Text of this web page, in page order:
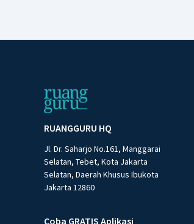
RUANGGURU HQ
Jl. Dr. Saharjo No.161, Manggarai
Selatan, Tebet, Kota Jakarta
Selatan, Daerah Khusus Ibukota
Jakarta 12860
Coba GRATIS Aplikasi